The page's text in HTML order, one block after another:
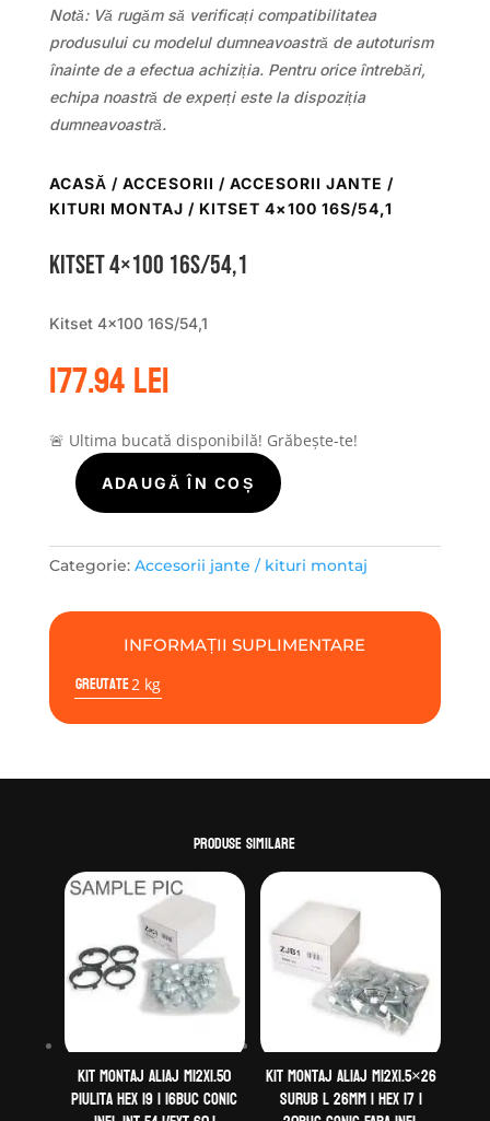
Notă: Vă rugăm să verificați compatibilitatea
produsului cu modelul dumneavoastră de autoturism
înainte de a efectua achiziția. Pentru orice întrebări,
echipa noastră de experți este la dispoziția
dumneavoastră.
ACASĂ / ACCESORII / ACCESORII JANTE /
KITURI MONTAJ / KITSET 4×100 16S/54,1
Kitset 4×100 16S/54,1
Kitset 4×100 16S/54,1
177.94lei
🚨 Ultima bucată disponibilă! Grăbește-te!
Cantitate
4x100
16S/54,1
ADAUGĂ ÎN COȘ
Categorie: Accesorii jante / kituri montaj
INFORMAȚII SUPLIMENTARE
Greutate2 kg
Produse similare
Kit montaj aliaj M12X1.50
Piulita Hex 19 | 16buc Conic
Kit montaj aliaj M12x1.5×26
Surub L 26mm | Hex 17 |